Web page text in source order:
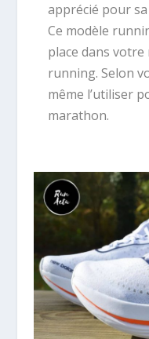
apprécié pour
Ce modèle
place dans
running. Selon
même l’utiliser
marathon.